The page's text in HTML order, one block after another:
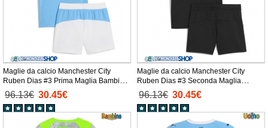
Maglie da calcio Manchester City
Ruben Dias #3 Prima Maglia Bambino
2025-26 Manica Corta + Pantaloni
corti)
96.13€ 30.45€
Maglie da calcio Manchester City
Ruben Dias #3 Seconda Maglia
Bambino 2025-26 Manica Corta +
Pantaloni corti)
96.13€ 30.45€